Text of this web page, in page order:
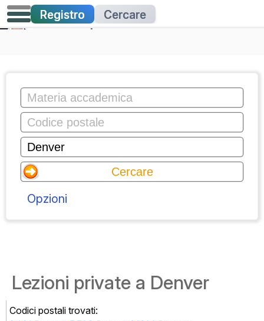
Lezioni private
Registro Cercare
Opzioni
Lezioni private a Denver
Codici postali trovati: